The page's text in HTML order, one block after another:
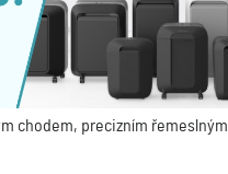
chodem, precizním řemeslným